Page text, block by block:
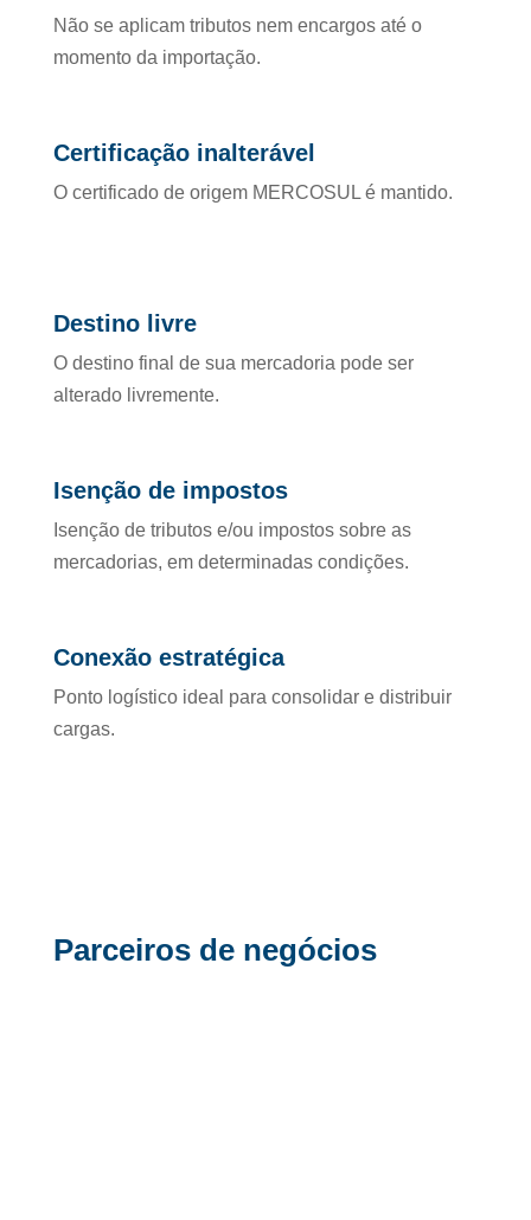
Não se aplicam tributos nem encargos até o
momento da importação.
Certificação inalterável
O certificado de origem MERCOSUL é mantido.
Destino livre
O destino final de sua mercadoria pode ser
alterado livremente.
Isenção de impostos
Isenção de tributos e/ou impostos sobre as
mercadorias, em determinadas condições.
Conexão estratégica
Ponto logístico ideal para consolidar e distribuir
cargas.
Parceiros de negócios